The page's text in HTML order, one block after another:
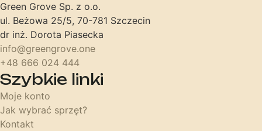
Green Grove Sp. z o.o.
ul. Beżowa 25/5, 70-781 Szczecin
dr inż. Dorota Piasecka
info@greengrove.one
+48 666 024 444
Szybkie linki
Moje konto
Jak wybrać sprzęt?
Kontakt